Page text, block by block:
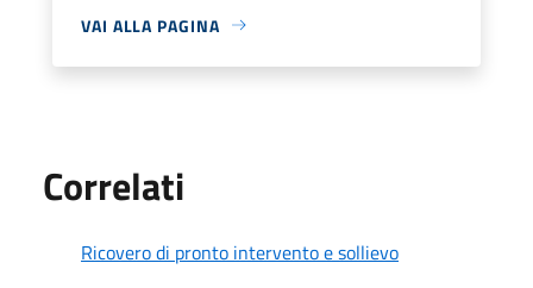
VAI ALLA PAGINA
Correlati
Ricovero di pronto intervento e sollievo